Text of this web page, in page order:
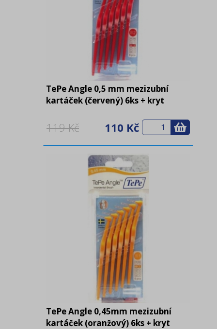
TePe Angle 0,5 mm mezizubní
kartáček (červený) 6ks + kryt
119 Kč 110 Kč
TePe Angle 0,45mm mezizubní
kartáček (oranžový) 6ks + kryt